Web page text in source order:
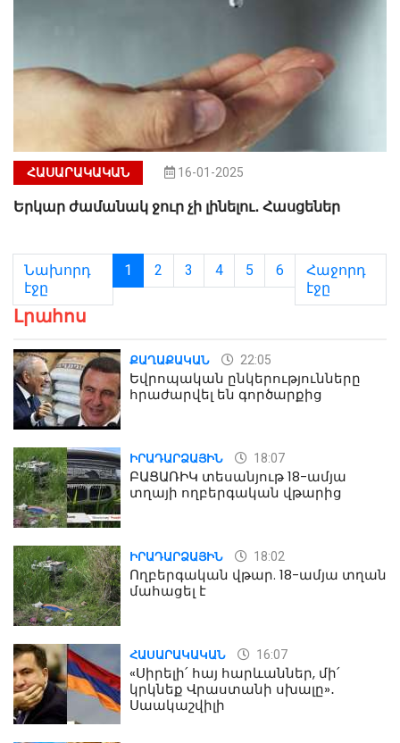
ՀԱՍԱՐԱԿԱԿԱՆ 16-01-2025
Երկար ժամանակ ջուր չի լինելու․ Հասցեներ
Նախորդ
էջը
1 2 3 4 5 6
Հաջորդ
էջը
Լրահոս
ՔԱՂԱՔԱԿԱՆ 22:05
Եվրոպական ընկերությունները
հրաժարվել են գործարքից
ԻՐԱԴԱՐՁԱՅԻՆ 18:07
ԲԱՑԱՌԻԿ տեսանյութ 18-ամյա
տղայի ողբերգական վթարից
ԻՐԱԴԱՐՁԱՅԻՆ 18:02
Ողբերգական վթար. 18-ամյա տղան
մահացել է
ՀԱՍԱՐԱԿԱԿԱՆ 16:07
«Սիրելի՛ հայ հարևաններ, մի՛
կրկնեք Վրաստանի սխալը»․
Սաակաշվիլի